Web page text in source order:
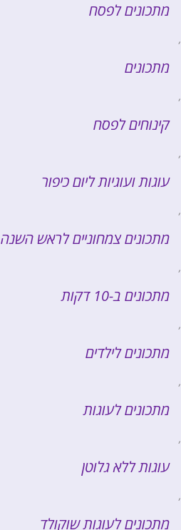
מתכונים לפסח
,
מתכונים
,
קינוחים לפסח
,
עוגות ועוגיות ליום כיפור
,
מתכונים צמחוניים לראש השנה
,
מתכונים ב-10 דקות
,
מתכונים לילדים
,
מתכונים לעוגות
,
עוגות ללא גלוטן
,
מתכונים לעוגות שוקולד